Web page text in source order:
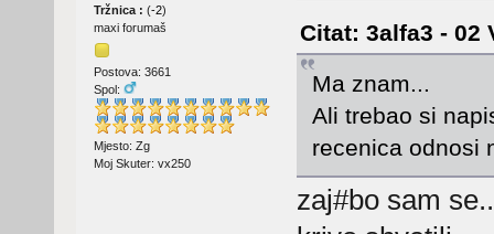
Tržnica : (-2)
maxi forumaš
Postova: 3661
Spol:
Mjesto: Zg
Moj Skuter: vx250
Citat: 3alfa3 - 02
Ma znam...
Ali trebao si
recenica odnosi
zaj#bo sam